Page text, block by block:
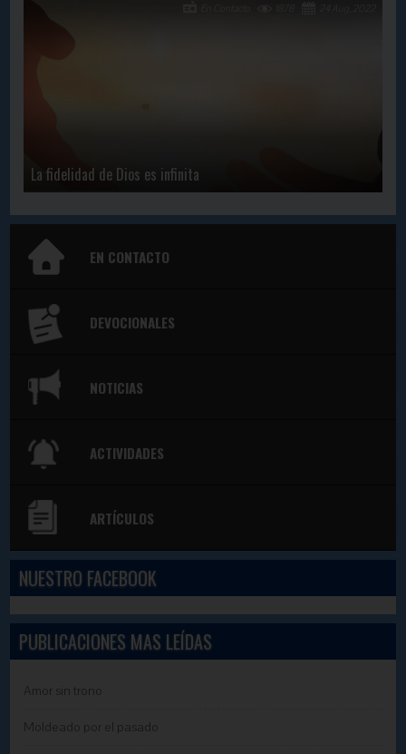
La fidelidad de Dios es infinita
EN CONTACTO
DEVOCIONALES
NOTICIAS
ACTIVIDADES
ARTÍCULOS
NUESTRO FACEBOOK
PUBLICACIONES MAS LEÍDAS
Amor sin trono
Moldeado por el pasado